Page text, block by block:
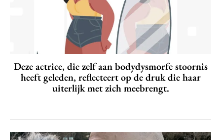
Deze actrice, die zelf aan bodydysmorfe stoornis
heeft geleden, reflecteert op de druk die haar
uiterlijk met zich meebrengt.